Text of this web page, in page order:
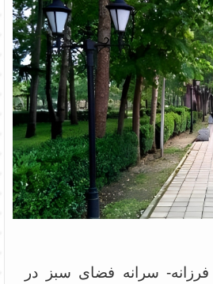
فرزانه- سرانه فضای سبز در